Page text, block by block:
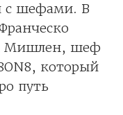
с шефами. В
Мишлен, шеф
который
путь